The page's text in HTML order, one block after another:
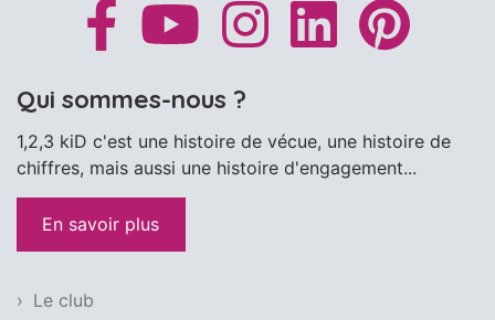
Qui sommes-nous ?
1,2,3 kiD c'est une histoire de vécue, une histoire de
chiffres, mais aussi une histoire d'engagement...
En savoir plus
Le club